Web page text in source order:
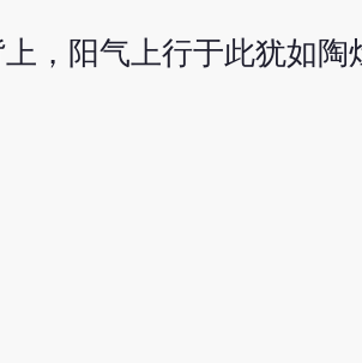
，阳气上行于此犹如陶